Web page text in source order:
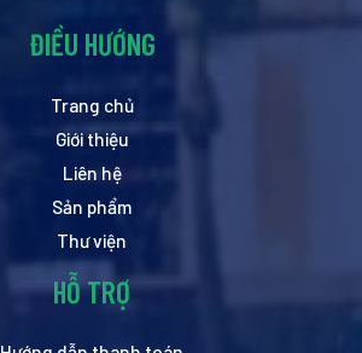
ĐIỀU HƯỚNG
Trang chủ
Giới thiệu
Liên hệ
Sản phẩm
Thư viện
HỖ TRỢ